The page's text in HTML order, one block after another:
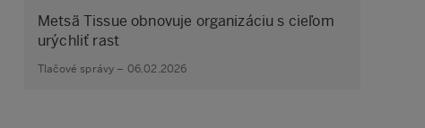
Metsä Tissue obnovuje organizáciu s cieľom
urýchliť rast
Tlačové správy – 06.02.2026